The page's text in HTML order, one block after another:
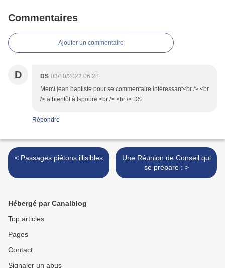
Commentaires
Ajouter un commentaire
D DS 03/10/2022 06:28
Merci jean baptiste pour se commentaire intéressant<br /> <br
/> à bientôt à Ispoure <br /> <br /> DS
Répondre
< Passages piétons illisibles
Une Réunion de Conseil qui
se prépare : >
Hébergé par Canalblog
Top articles
Pages
Contact
Signaler un abus